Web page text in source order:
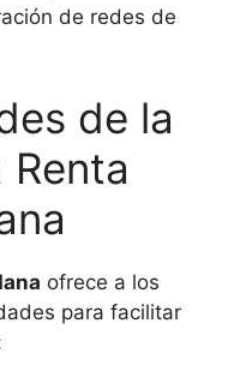
de redes de
de la
ofrece a los
para facilitar